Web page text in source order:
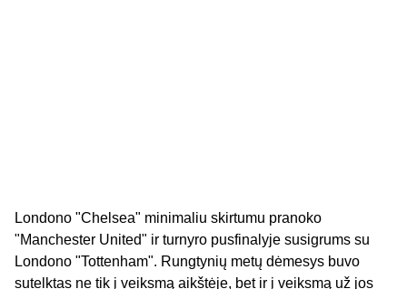
Londono "Chelsea" minimaliu skirtumu pranoko
"Manchester United" ir turnyro pusfinalyje susigrums su
Londono "Tottenham". Rungtynių metų dėmesys buvo
sutelktas ne tik į veiksmą aikštėje, bet ir į veiksmą už jos